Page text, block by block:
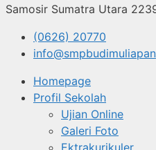
Samosir Sumatra Utara
(0626) 20770
Homepage
Profil Sekolah
Ujian Online
Galeri Foto
Ektrakurikuler